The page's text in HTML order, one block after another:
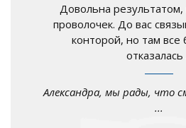
Довольна результатом,
проволочек. До вас
конторой, но там все
отказалась
Александра, мы рады, что
...